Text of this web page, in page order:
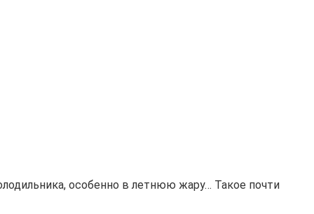
особенно в летнюю жару… Такое почти